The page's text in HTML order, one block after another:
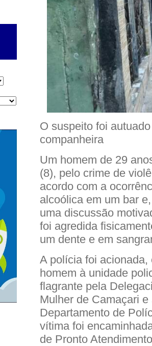
O suspeito foi
companheira
Um homem de 29
(8), pelo crime de
acordo com a
alcoólica em um bar
uma discussão
foi agredida
um dente e em
A polícia foi
homem à unidade
flagrante pela
Mulher de Camaçari
Departamento de
vítima foi
de Pronto